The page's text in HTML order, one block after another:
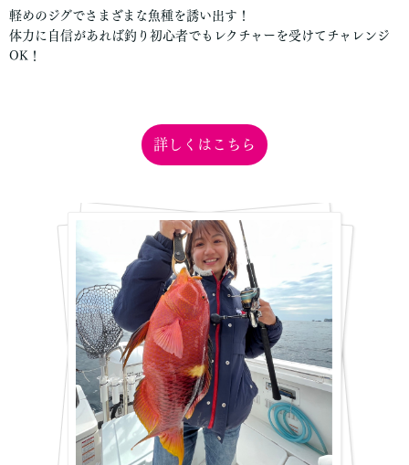
軽めのジグでさまざまな魚種を誘い出す！
体力に自信があれば釣り初心者でもレクチャーを受けてチャレンジ
OK！
詳しくはこちら